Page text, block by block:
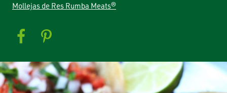
Mollejas de Res Rumba Meats®